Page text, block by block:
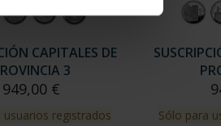
CAPITALES DE
3
949,00 €
usuarios registrados Sólo para